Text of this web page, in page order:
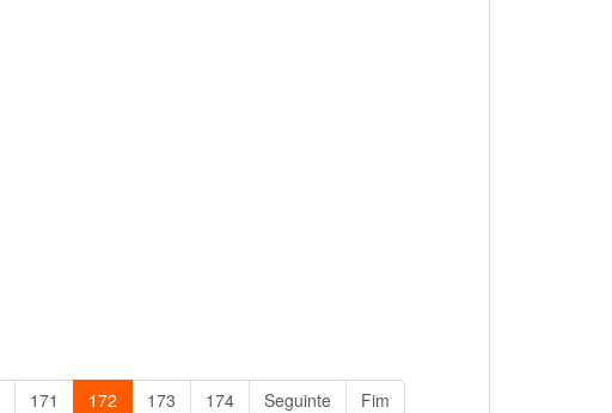
171 172 173 174 Seguinte
Fim